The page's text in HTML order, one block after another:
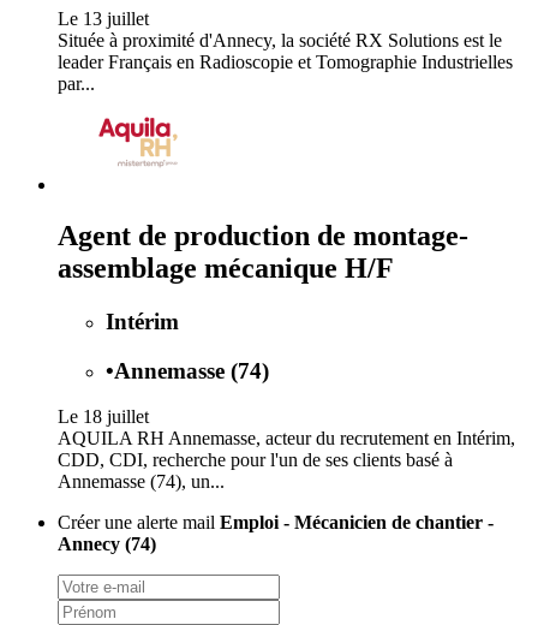
Le 13 juillet
Située à proximité d'Annecy, la société RX Solutions est le
leader Français en Radioscopie et Tomographie Industrielles
par...
Agent de production de montage-
assemblage mécanique H/F
Intérim
•Annemasse (74)
Le 18 juillet
AQUILA RH Annemasse, acteur du recrutement en Intérim,
CDD, CDI, recherche pour l'un de ses clients basé à
Annemasse (74), un...
Créer une alerte mail Emploi - Mécanicien de chantier -
Annecy (74)